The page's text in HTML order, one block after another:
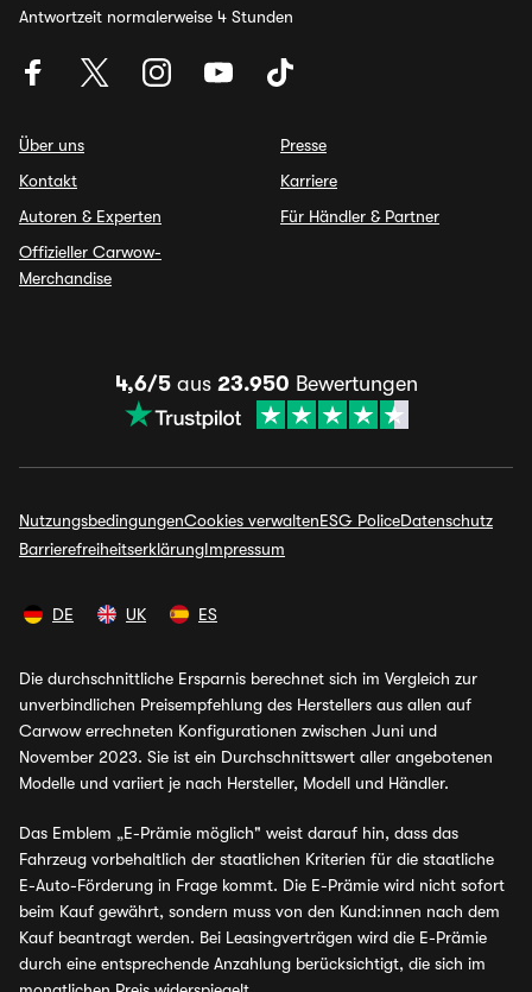
Antwortzeit normalerweise 4 Stunden
Über uns
Kontakt
Autoren & Experten
Offizieller Carwow-
Merchandise
Presse
Karriere
Für Händler & Partner
4,6/5aus 23.950 Bewertungen
NutzungsbedingungenCookies verwaltenESG PoliceDatenschutz
BarrierefreiheitserklärungImpressum
DE UK ES
Die durchschnittliche Ersparnis berechnet sich im Vergleich zur
unverbindlichen Preisempfehlung des Herstellers aus allen auf
Carwow errechneten Konfigurationen zwischen Juni und
November 2023. Sie ist ein Durchschnittswert aller angebotenen
Modelle und variiert je nach Hersteller, Modell und Händler.
Das Emblem „E-Prämie möglich" weist darauf hin, dass das
Fahrzeug vorbehaltlich der staatlichen Kriterien für die staatliche
E-Auto-Förderung in Frage kommt. Die E-Prämie wird nicht sofort
beim Kauf gewährt, sondern muss von den Kund:innen nach dem
Kauf beantragt werden. Bei Leasingverträgen wird die E-Prämie
durch eine entsprechende Anzahlung berücksichtigt, die sich im